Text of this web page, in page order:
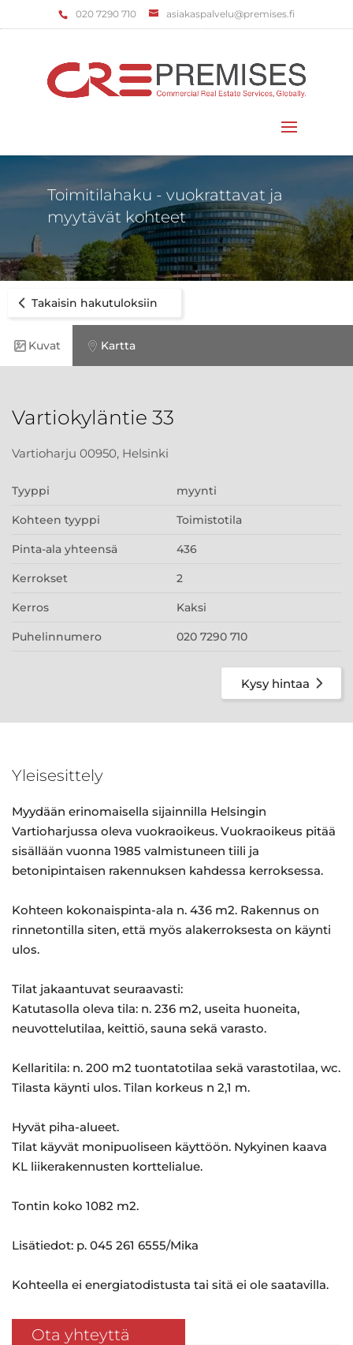
‌020 7290 710 asiakaspalvelu@premises.fi
Toimitilahaku - vuokrattavat ja
myytävät kohteet
Takaisin hakutuloksiin
Kuvat Kartta
Vartiokyläntie 33
Vartioharju 00950, Helsinki
Tyyppi myynti
Kohteen tyyppi Toimistotila
Pinta-ala yhteensä 436
Kerrokset 2
Kerros Kaksi
Puhelinnumero 020 7290 710
Kysy hintaa
Yleisesittely
Myydään erinomaisella sijainnilla Helsingin
Vartioharjussa oleva vuokraoikeus. Vuokraoikeus pitää
sisällään vuonna 1985 valmistuneen tiili ja
betonipintaisen rakennuksen kahdessa kerroksessa.
Kohteen kokonaispinta-ala n. 436 m2. Rakennus on
rinnetontilla siten, että myös alakerroksesta on käynti
ulos.
Tilat jakaantuvat seuraavasti:
Katutasolla oleva tila: n. 236 m2, useita huoneita,
neuvottelutilaa, keittiö, sauna sekä varasto.
Kellaritila: n. 200 m2 tuontatotilaa sekä varastotilaa, wc.
Tilasta käynti ulos. Tilan korkeus n 2,1 m.
Hyvät piha-alueet.
Tilat käyvät monipuoliseen käyttöön. Nykyinen kaava
KL liikerakennusten korttelialue.
Tontin koko 1082 m2.
Lisätiedot: p. 045 261 6555/Mika
Kohteella ei energiatodistusta tai sitä ei ole saatavilla.
Ota yhteyttä